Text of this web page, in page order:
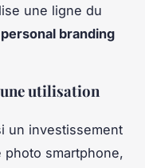
une ligne du
personal branding
utilisation
un investissement
smartphone,